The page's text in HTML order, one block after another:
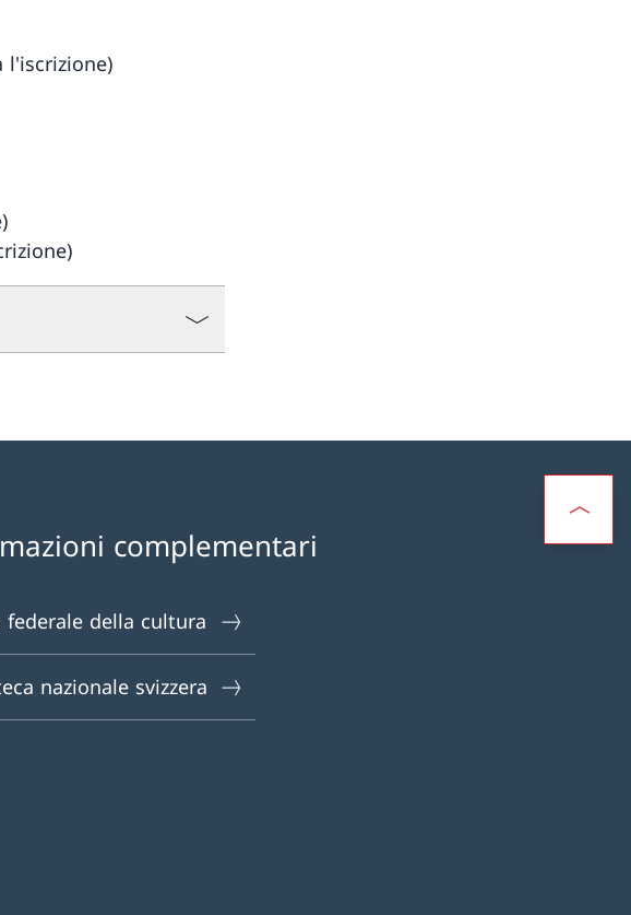
l'iscrizione)
complementari
federale della cultura
nazionale svizzera